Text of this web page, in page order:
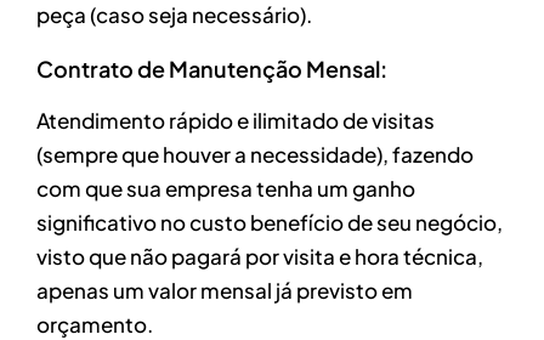
peça (caso seja necessário).
Contrato de Manutenção Mensal:
Atendimento rápido e ilimitado de visitas
(sempre que houver a necessidade), fazendo
com que sua empresa tenha um ganho
significativo no custo benefício de seu negócio,
visto que não pagará por visita e hora técnica,
apenas um valor mensal já previsto em
orçamento.